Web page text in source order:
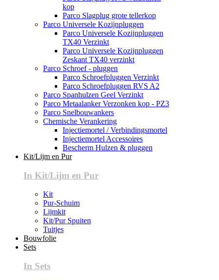
kop
Parco Slagplug grote tellerkop
Parco Universele Kozijnpluggen
Parco Universele Kozijnpluggen
TX40 Verzinkt
Parco Universele Kozijnpluggen
Zeskant TX40 verzinkt
Parco Schroef - pluggen
Parco Schroefpluggen Verzinkt
Parco Schroefpluggen RVS A2
Parco Spanhulzen Geel Verzinkt
Parco Metaalanker Verzonken kop - PZ3
Parco Snelbouwankers
Chemische Verankering
Injectiemortel / Verbindingsmortel
Injectiemortel Accessoires
Bescherm Hulzen & pluggen
Kit/Lijm en Pur
In Kit/Lijm en Pur
Kit
Pur-Schuim
Lijmkit
Kit/Pur Spuiten
Tuitjes
Bouwfolie
Sets
In Sets